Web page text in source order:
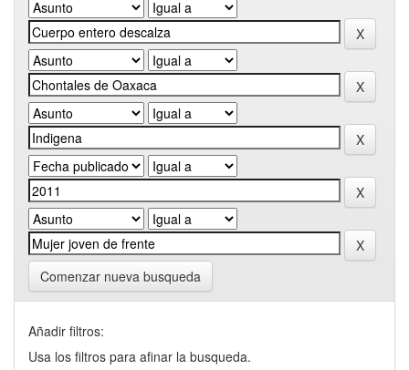
Comenzar nueva busqueda
Añadir filtros:
Usa los filtros para afinar la busqueda.